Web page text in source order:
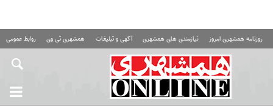
روزنامه همشهری امروز نیازمندی های همشهری آگهی و تبلیغات همشهری تی وی روابط عمومی